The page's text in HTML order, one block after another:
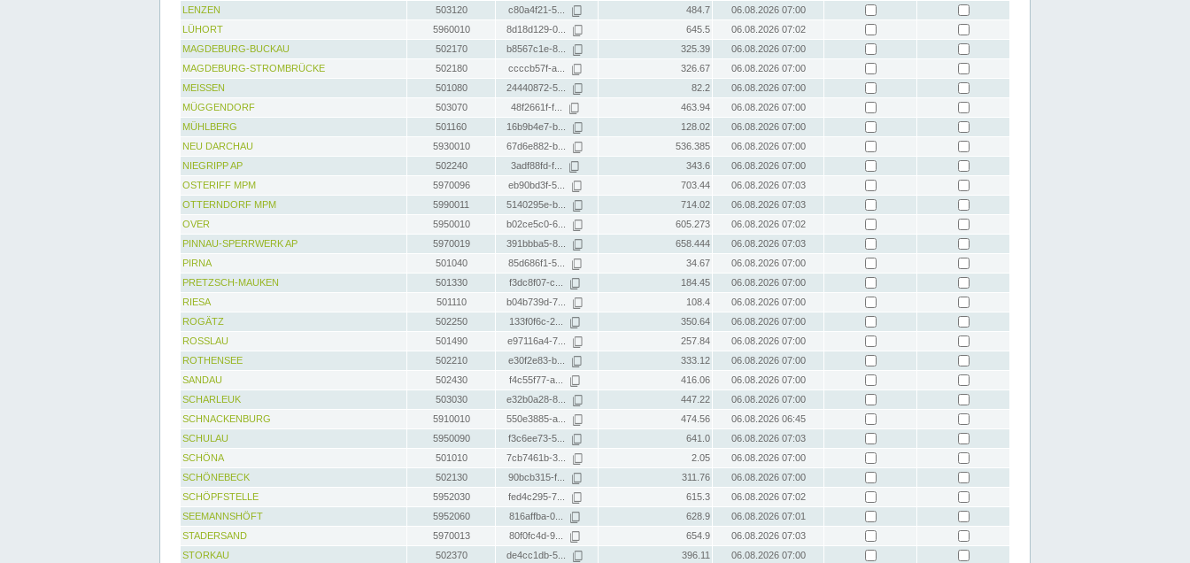
LENZEN
503120 c80a4f21-5... 484.7
06.08.2026 07:00
LÜHORT
5960010 8d18d129-0... 645.5
06.08.2026 07:02
MAGDEBURG-BUCKAU
502170 b8567c1e-8... 325.39
06.08.2026 07:00
MAGDEBURG-STROMBRÜCKE
502180 ccccb57f-a... 326.67
06.08.2026 07:00
MEISSEN
501080 24440872-5... 82.2
06.08.2026 07:00
MÜGGENDORF
503070 48f2661f-f... 463.94
06.08.2026 07:00
MÜHLBERG
501160 16b9b4e7-b... 128.02
06.08.2026 07:00
NEU DARCHAU
5930010 67d6e882-b... 536.385
06.08.2026 07:00
NIEGRIPP AP
502240 3adf88fd-f... 343.6
06.08.2026 07:00
OSTERIFF MPM
5970096 eb90bd3f-5... 703.44
06.08.2026 07:03
OTTERNDORF MPM
5990011 5140295e-b... 714.02
06.08.2026 07:03
OVER
5950010 b02ce5c0-6... 605.273
06.08.2026 07:02
PINNAU-SPERRWERK AP
5970019 391bbba5-8... 658.444
06.08.2026 07:03
PIRNA
501040 85d686f1-5... 34.67
06.08.2026 07:00
PRETZSCH-MAUKEN
501330 f3dc8f07-c... 184.45
06.08.2026 07:00
RIESA
501110 b04b739d-7... 108.4
06.08.2026 07:00
ROGÄTZ
502250 133f0f6c-2... 350.64
06.08.2026 07:00
ROSSLAU
501490 e97116a4-7... 257.84
06.08.2026 07:00
ROTHENSEE
502210 e30f2e83-b... 333.12
06.08.2026 07:00
SANDAU
502430 f4c55f77-a... 416.06
06.08.2026 07:00
SCHARLEUK
503030 e32b0a28-8... 447.22
06.08.2026 07:00
SCHNACKENBURG
5910010 550e3885-a... 474.56
06.08.2026 06:45
SCHULAU
5950090 f3c6ee73-5... 641.0
06.08.2026 07:03
SCHÖNA
501010 7cb7461b-3... 2.05
06.08.2026 07:00
SCHÖNEBECK
502130 90bcb315-f... 311.76
06.08.2026 07:00
SCHÖPFSTELLE
5952030 fed4c295-7... 615.3
06.08.2026 07:02
SEEMANNSHÖFT
5952060 816affba-0... 628.9
06.08.2026 07:01
STADERSAND
5970013 80f0fc4d-9... 654.9
06.08.2026 07:03
STORKAU
502370 de4cc1db-5... 396.11 06.08.2026 07:00